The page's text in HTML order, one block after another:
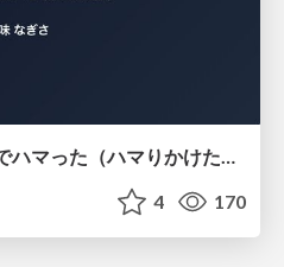
AWS ネットワーク構築でハマった（ハマりかけた） 5選とそこから得た教訓
4 170